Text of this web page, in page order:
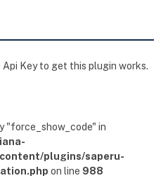
Key to get this plugin works.
"force_show_code" in
plugins/saperu-
on line 988